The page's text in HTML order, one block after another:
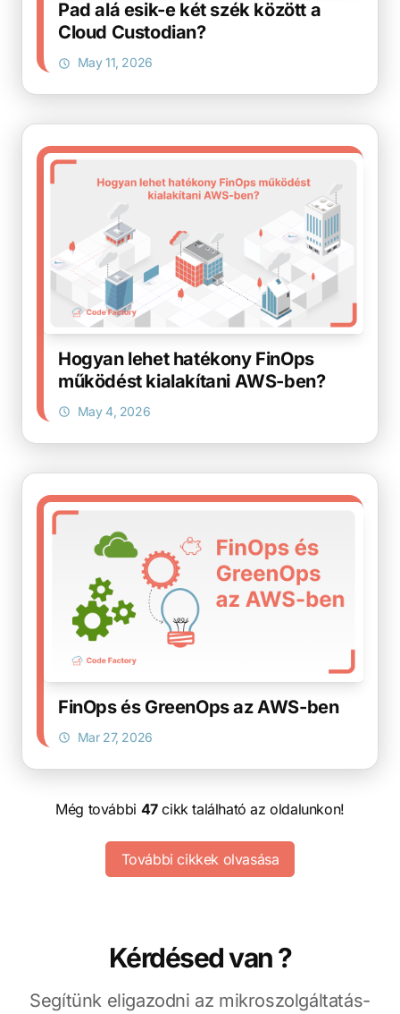
Pad alá esik-e két szék között a
Cloud Custodian?
May 11, 2026
Hogyan lehet hatékony FinOps
működést kialakítani AWS-ben?
May 4, 2026
FinOps és GreenOps az AWS-ben
Mar 27, 2026
Még további 47cikk található az oldalunkon!
További cikkek olvasása
Kérdésed van ?
Segítünk eligazodni az mikroszolgáltatás-